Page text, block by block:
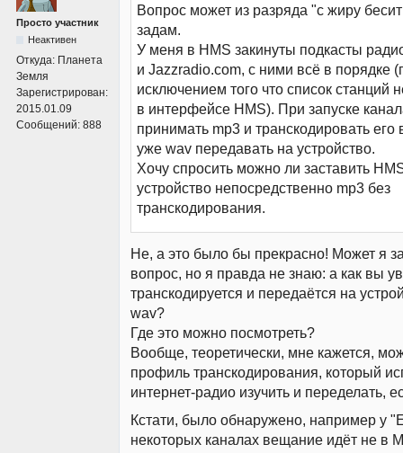
Просто участник
Неактивен
Откуда: Планета
Земля
Зарегистрирован:
2015.01.09
Сообщений: 888
Вопрос может из разряда "с жиру
задам.
У меня в HMS закинуты подкасты
и Jazzradio.com, с ними всё в порядке
исключением того что список станций
в интерфейсе HMS). При запуске
принимать mp3 и транскодировать его
уже wav передавать на устройство.
Хочу спросить можно ли заставить
устройство непосредственно mp3 без
транскодирования.
Не, а это было бы прекрасно! Может я
вопрос, но я правда не знаю: а как вы
транскодируется и передаётся на
wav?
Где это можно посмотреть?
Вообще, теоретически, мне кажется,
профиль транскодирования, который
интернет-радио изучить и переделать,
Кстати, было обнаружено, например у
некоторых каналах вещание идёт не в